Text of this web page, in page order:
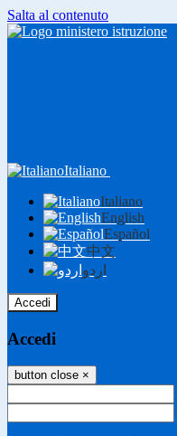
Salta al contenuto
Italiano
Italiano
English
Español
中文
اردو
Accedi
Accedi
button close ×